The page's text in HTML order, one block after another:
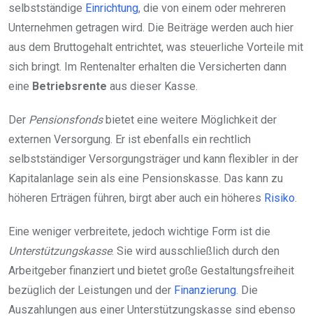
selbstständige Einrichtung, die von einem oder mehreren
Unternehmen getragen wird. Die Beiträge werden auch hier
aus dem Bruttogehalt entrichtet, was steuerliche Vorteile mit
sich bringt. Im Rentenalter erhalten die Versicherten dann
eine Betriebsrente aus dieser Kasse.
Der Pensionsfondsbietet eine weitere Möglichkeit der
externen Versorgung. Er ist ebenfalls ein rechtlich
selbstständiger Versorgungsträger und kann flexibler in der
Kapitalanlage sein als eine Pensionskasse. Das kann zu
höheren Erträgen führen, birgt aber auch ein höheres Risiko
Eine weniger verbreitete, jedoch wichtige Form ist die
Unterstützungskasse. Sie wird ausschließlich durch den
Arbeitgeber finanziert und bietet große Gestaltungsfreiheit
bezüglich der Leistungen und der Finanzierung . Die
Auszahlungen aus einer Unterstützungskasse sind ebenso